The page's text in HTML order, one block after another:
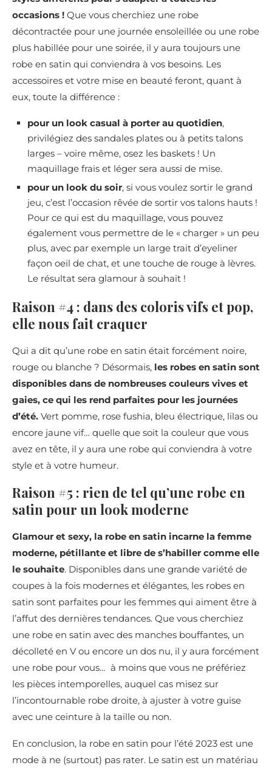
occasions ! Que vous cherchiez une robe
décontractée pour une journée ensoleillée ou une robe
plus habillée pour une soirée, il y aura toujours une
robe en satin qui conviendra à vos besoins. Les
accessoires et votre mise en beauté feront, quant à
eux, toute la différence :
pour un look casual à porter au quotidien,
privilégiez des sandales plates ou à petits talons
larges – voire même, osez les baskets ! Un
maquillage frais et léger sera aussi de mise.
pour un look du soir, si vous voulez sortir le grand
jeu, c’est l’occasion rêvée de sortir vos talons hauts !
Pour ce qui est du maquillage, vous pouvez
également vous permettre de le « charger » un peu
plus, avec par exemple un large trait d’eyeliner
façon oeil de chat, et une touche de rouge à lèvres.
Le résultat sera glamour à souhait !
Raison #4 : dans des coloris vifs et pop,
elle nous fait craquer
Qui a dit qu’une robe en satin était forcément noire,
rouge ou blanche ? Désormais, les robes en satin sont
disponibles dans de nombreuses couleurs vives et
gaies, ce qui les rend parfaites pour les journées
d’été. Vert pomme, rose fushia, bleu électrique, lilas ou
encore jaune vif… quelle que soit la couleur que vous
avez en tête, il y aura une robe qui conviendra à votre
style et à votre humeur.
Raison #5 : rien de tel qu’une robe en
satin pour un look moderne
Glamour et sexy, la robe en satin incarne la femme
moderne, pétillante et libre de s’habiller comme elle
le souhaite. Disponibles dans une grande variété de
coupes à la fois modernes et élégantes, les robes en
satin sont parfaites pour les femmes qui aiment être à
l’affut des dernières tendances. Que vous cherchiez
une robe en satin avec des manches bouffantes, un
décolleté en V ou encore un dos nu, il y aura forcément
une robe pour vous… à moins que vous ne préfériez
les pièces intemporelles, auquel cas misez sur
l’incontournable robe droite, à ajuster à votre guise
avec une ceinture à la taille ou non.
En conclusion, la robe en satin pour l’été 2023 est une
mode à ne (surtout) pas rater. Le satin est un matériau